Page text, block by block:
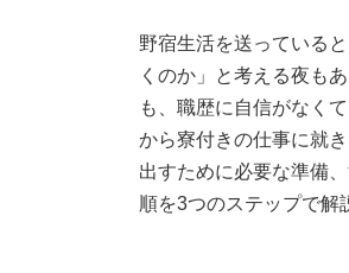
野宿生活を送っている
くのか」と考える夜も
も、職歴に自信がなく
から寮付きの仕事に就
出すために必要な準備
順を3つのステップで解